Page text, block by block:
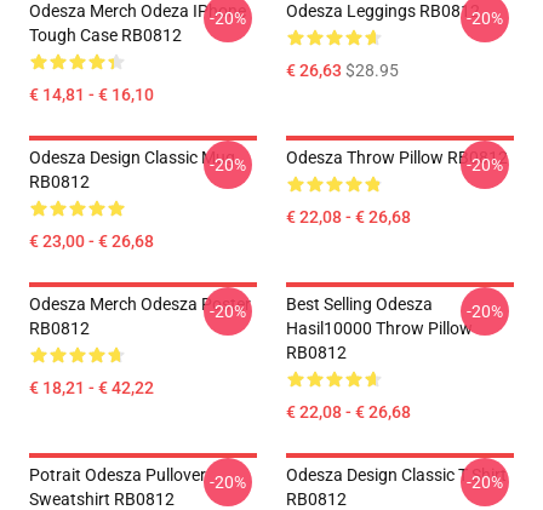
Odesza Merch Odeza IPhone
Tough Case RB0812
€ 14,81 - € 16,10
-20% Odesza Leggings RB0812
€ 26,63 $28.95
-20%
Odesza Design Classic Mug
RB0812
€ 23,00 - € 26,68
-20% Odesza Throw Pillow RB0812
€ 22,08 - € 26,68
-20%
Odesza Merch Odesza Poster
RB0812
€ 18,21 - € 42,22
-20%
Best Selling Odesza
Hasil10000 Throw Pillow
RB0812
€ 22,08 - € 26,68
-20%
Potrait Odesza Pullover
Sweatshirt RB0812
-20%
Odesza Design Classic T Shirt
RB0812
-20%